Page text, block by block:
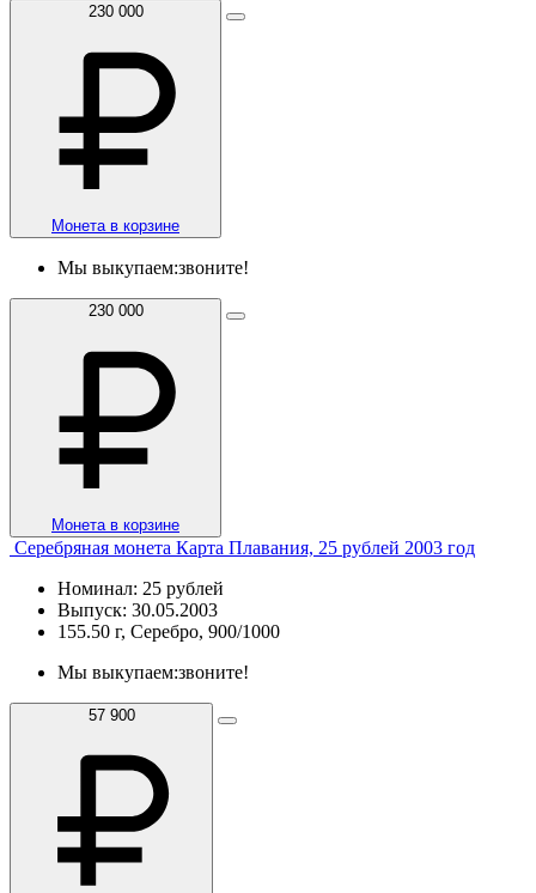
230 000
Монета в корзине
Мы выкупаем:звоните!
230 000
Монета в корзине
Серебряная монета Карта Плавания, 25 рублей 2003 год
Номинал: 25 рублей
Выпуск: 30.05.2003
155.50 г, Серебро, 900/1000
Мы выкупаем:звоните!
57 900